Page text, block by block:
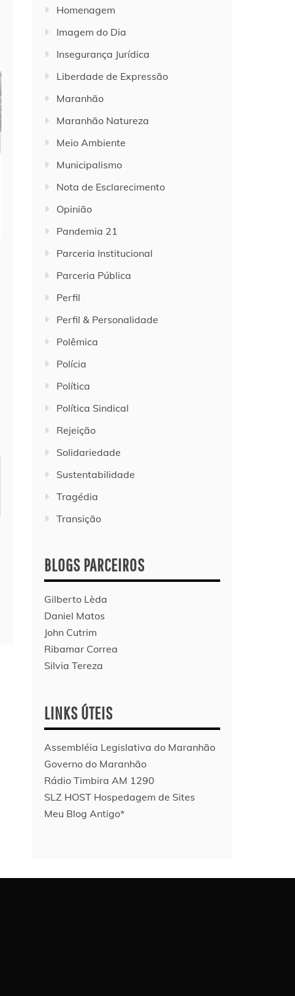
Homenagem
Imagem do Dia
Insegurança Jurídica
Liberdade de Expressão
Maranhão
Maranhão Natureza
Meio Ambiente
Municipalismo
Nota de Esclarecimento
Opinião
Pandemia 21
Parceria Institucional
Parceria Pública
Perfil
Perfil & Personalidade
Polêmica
Polícia
Política
Política Sindical
Rejeição
Solidariedade
Sustentabilidade
Tragédia
Transição
BLOGS PARCEIROS
Gilberto Lèda
Daniel Matos
John Cutrim
Ribamar Correa
Silvia Tereza
LINKS ÚTEIS
Assembléia Legislativa do Maranhão
Governo do Maranhão
Rádio Timbira AM 1290
SLZ HOST Hospedagem de Sites
Meu Blog Antigo*